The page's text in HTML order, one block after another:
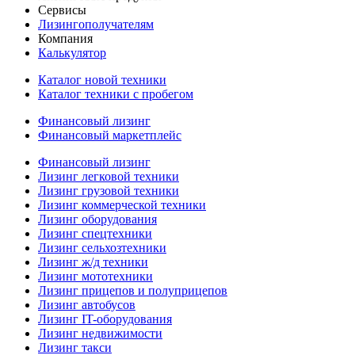
Сервисы
Лизингополучателям
Компания
Калькулятор
Каталог новой техники
Каталог техники с пробегом
Финансовый лизинг
Финансовый маркетплейс
Финансовый лизинг
Лизинг легковой техники
Лизинг грузовой техники
Лизинг коммерческой техники
Лизинг оборудования
Лизинг спецтехники
Лизинг сельхозтехники
Лизинг ж/д техники
Лизинг мототехники
Лизинг прицепов и полуприцепов
Лизинг автобусов
Лизинг IT-оборудования
Лизинг недвижимости
Лизинг такси